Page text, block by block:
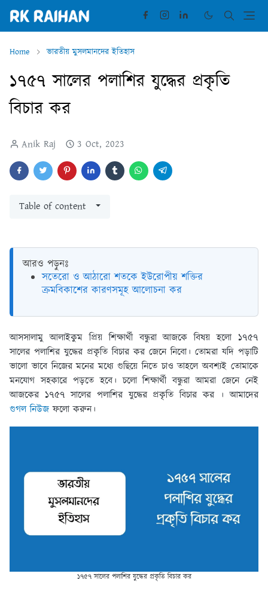
Home ভারতীয় মুসলমানদের ইতিহাস
১৭৫৭ সালের পলাশির যুদ্ধের প্রকৃতি
বিচার কর
Anik Raj 3 Oct, 2023
Table of content
আরও পড়ুনঃ
সতেরো ও আঠারো শতকে ইউরোপীয় শক্তির
ক্রমবিকাশের কারণসমূহ আলোচনা কর
আসসালামু আলাইকুম প্রিয় শিক্ষার্থী বন্ধুরা আজকে বিষয় হলো ১৭৫৭
সালের পলাশির যুদ্ধের প্রকৃতি বিচার কর জেনে নিবো। তোমরা যদি পড়াটি
ভালো ভাবে নিজের মনের মধ্যে গুছিয়ে নিতে চাও তাহলে অবশ্যই তোমাকে
মনযোগ সহকারে পড়তে হবে। চলো শিক্ষার্থী বন্ধুরা আমরা জেনে নেই
আজকের ১৭৫৭ সালের পলাশির যুদ্ধের প্রকৃতি বিচার কর । আমাদের
গুগল নিউজ ফলো করুন।
১৭৫৭ সালের পলাশির যুদ্ধের প্রকৃতি বিচার কর